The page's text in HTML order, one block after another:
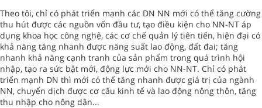
Theo tôi, chỉ có phát triển mạnh các DN NN mới có thể tăng cường
thu hút được các nguồn vốn đầu tư, tạo điều kiện cho NN-NT áp
dụng khoa học công nghệ, các cơ chế quản lý tiên tiến, hiện đại có
khả năng tăng nhanh được năng suất lao động, đất đai; tăng
nhanh khả năng cạnh tranh của sản phẩm trong quá trình hội
nhập, tạo ra sức bật mới, động lực mới cho NN-NT. Chỉ có phát
triển mạnh DN thì mới có thể tăng nhanh được giá trị của ngành
NN, chuyển dịch được cơ cấu kinh tế và lao động nông thôn, tăng
thu nhập cho nông dân...